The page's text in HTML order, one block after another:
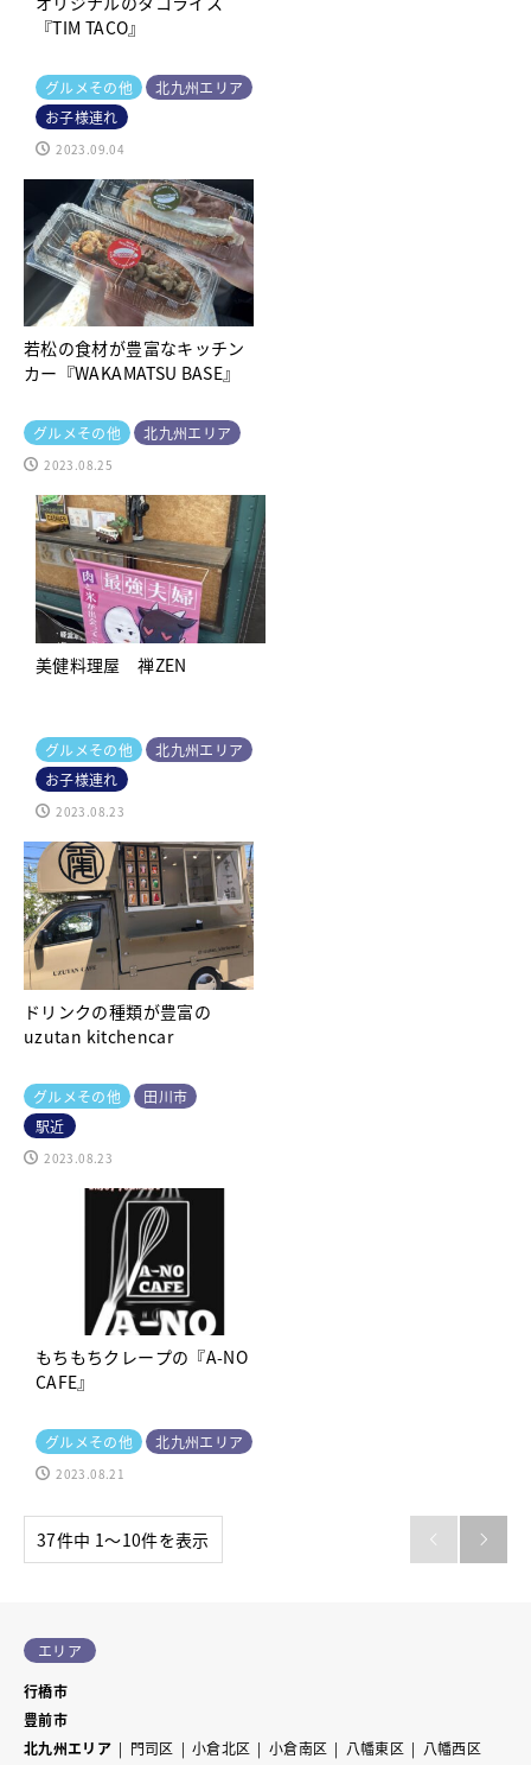
『TIM TACO』
グルメその他
北九州エリア
お子様連れ
2023.09.04
若松の食材が豊富なキッチン
カー『WAKAMATSU BASE』
グルメその他 北九州エリア
2023.08.25
美健料理屋 禅ZEN
グルメその他
北九州エリア
お子様連れ
2023.08.23
ドリンクの種類が豊富の
uzutan kitchencar
グルメその他
田川市
駅近
2023.08.23
もちもちクレープの『A-NO
CAFE』
グルメその他 北九州エリア
2023.08.21
37件中 1〜10件を表示  
エリア
行橋市
豊前市
北九州エリア
門司区 小倉北区 小倉南区 八幡東区
八幡西区